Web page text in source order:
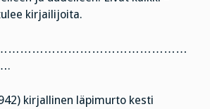
kirjailijoita.
kirjallinen läpimurto kesti